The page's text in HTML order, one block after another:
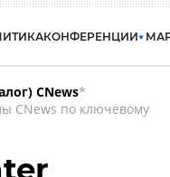
КОНФЕРЕНЦИИ
CNews*
CNews по ключевому